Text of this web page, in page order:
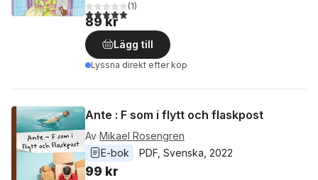
5,0utav 5 stjärnor. Totalt antal röster:
(1)
89 kr
Lägg till
Lyssna direkt efter köp
Ante : F som i flytt och flaskpost
Av Mikael Rosengren
E-bok
PDF Svenska 2022
99 kr